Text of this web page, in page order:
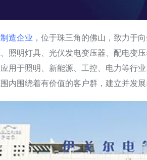
造企业， 位于珠三角的佛山，致力于
照明灯具、光伏发电变压器、配电变
用于照明、新能源、工控、电力等行
内围绕着有价值的客户群，建立并发展